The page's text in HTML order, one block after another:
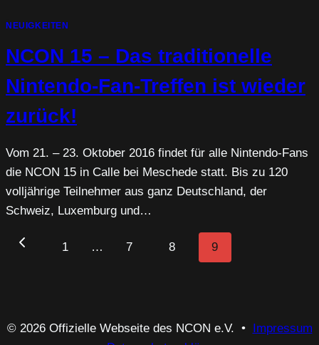
NEUIGKEITEN
NCON 15 – Das traditionelle
Nintendo-Fan-Treffen ist wieder
zurück!
Vom 21. – 23. Oktober 2016 findet für alle Nintendo-Fans
die NCON 15 in Calle bei Meschede statt. Bis zu 120
volljährige Teilnehmer aus ganz Deutschland, der
Schweiz, Luxemburg und…
Seitennavigation
Vorherige1 … 7 8 9
© 2026 Offizielle Webseite des NCON e.V. •
Impressum